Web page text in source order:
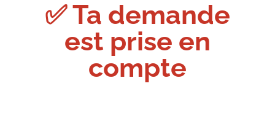
✅ Ta demande
est prise en
compte